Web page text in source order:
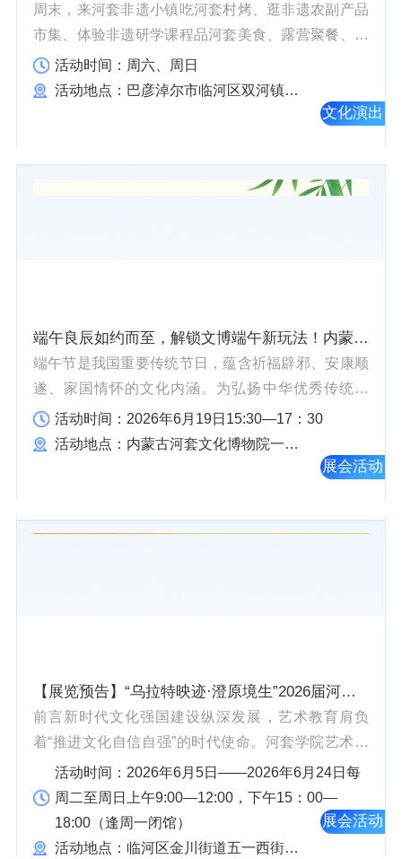
周末，来河套非遗小镇吃河套村烤、逛非遗农副产品
市集、体验非遗研学课程品河套美食、露营聚餐、嗨
音乐、篝火烟花晚会，嗨不停！地址：巴彦淖尔市临
河区双河镇进步村二组河套非遗小镇
活动时间：周六、周日
活动地点：巴彦淖尔市临河区双河镇进步村二组河套非遗小镇
文化演出
端午良辰如约而至，解锁文博端午新玩法！内蒙古河套文化博物院活动报名通道已开启
端午节是我国重要传统节日，蕴含祈福辟邪、安康顺
遂、家国情怀的文化内涵。为弘扬中华优秀传统文
化，普及端午民俗知识与我院藏文物文化，丰富群众
文化生活，我院特策划“端午雅韵文脉匠心”线上+线下
活动时间：2026年6月19日15:30—17：30
活动地点：内蒙古河套文化博物院一楼大厅
展会活动
【展览预告】“乌拉特映迹·澄原境生”2026届河套学院艺术学院毕业生成果展
前言新时代文化强国建设纵深发展，艺术教育肩负
着“推进文化自信自强”的时代使命。河套学院艺术学
院承继“乌拉特之境·视觉共生”的探索根脉，以2026届
毕业生创作展演为新的起点，进一步践行以文化人、
以艺铸魂...
活动时间：2026年6月5日——2026年6月24日每
周二至周日上午9:00—12:00，下午15：00—
18:00（逢周一闭馆）
活动地点：临河区金川街道五一西街文博中心B座一楼
展会活动